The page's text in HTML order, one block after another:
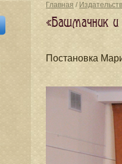
Главная /
«Башмачник и
Постановка